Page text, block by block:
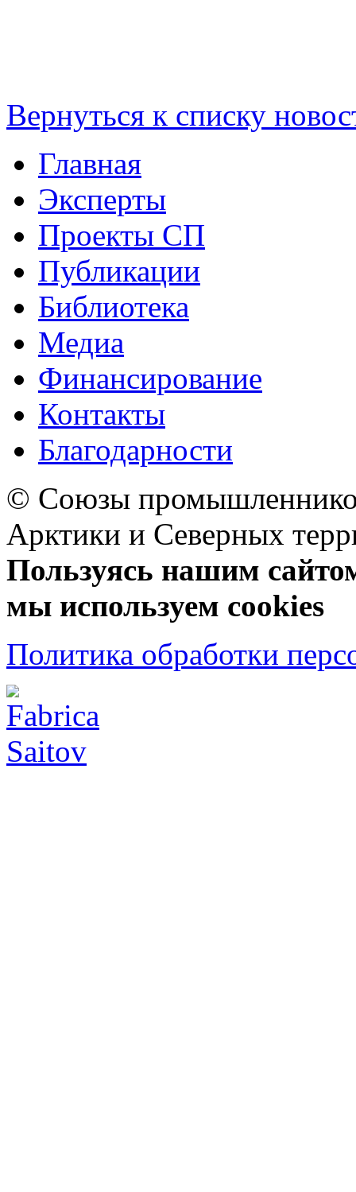
Вернуться к списку
Главная
Эксперты
Проекты СП
Публикации
Библиотека
Медиа
Финансирование
Контакты
Благодарности
© Союзы
Арктики и Северных
Пользуясь нашим
мы используем cookies
Политика обработки